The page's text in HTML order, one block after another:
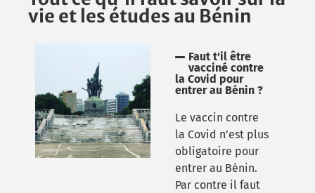
vie et les études au Bénin
Faut t'il être
vacciné contre
la Covid pour
entrer au Bénin ?
Le vaccin contre
la Covid n’est plus
obligatoire pour
entrer au Bénin.
Par contre il faut